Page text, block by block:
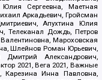
Сергеевна, Маетная
Аркадьевич, Гройсман
Апухтина Юлия
Телеканал Дождь, Петров
Мароховская
Шлейнов Роман Юрьевич,
Александрович,
2021, Вега 2021, Важные
Карезина Инна Павловна,